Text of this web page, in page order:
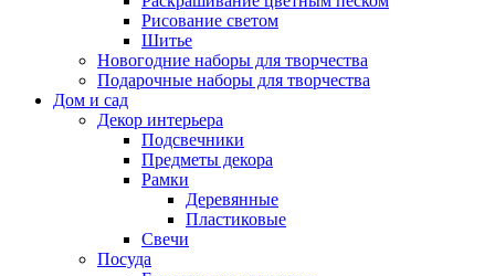
Рисование светом
Шитье
Новогодние наборы для творчества
Подарочные наборы для творчества
Дом и сад
Декор интерьера
Подсвечники
Предметы декора
Рамки
Деревянные
Пластиковые
Свечи
Посуда